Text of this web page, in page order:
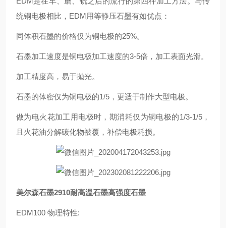
统铜电极相比，EDM用等静压石墨有如优点：
同体积石墨的价格仅为铜电极的25%。
石墨加工速度是铜电极加工速度的3-5倍，加工表面光滑。
加工精度高，易于抛光。
石墨的体密仅为铜电极的1/5，更适于制作大型电极。
做为电火花加工用电极时，期消耗仅为铜电极的1/3-1/5，
且火花油分解碳化物被覆，补偿电极耗损。
美尔森石墨2910耐高温石墨高强度石墨
EDM100 物理特性: